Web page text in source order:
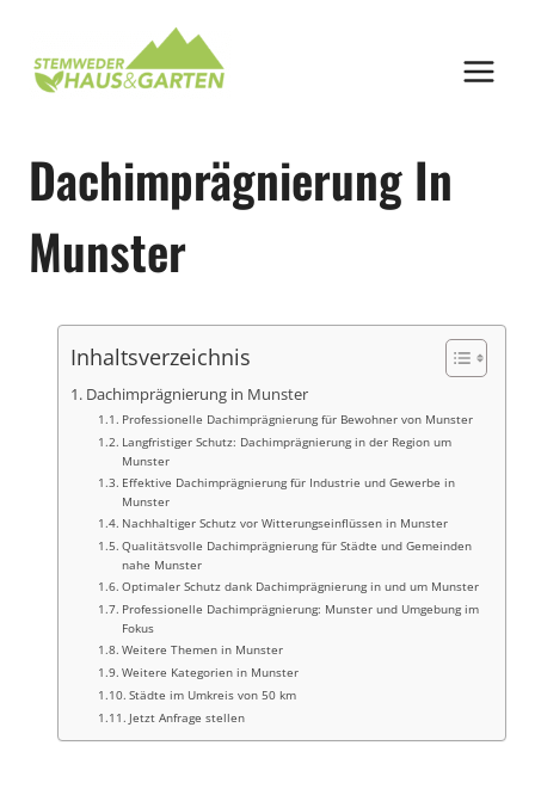
springen
Dachimprägnierung In
Munster
Inhaltsverzeichnis
Dachimprägnierung in Munster
Professionelle Dachimprägnierung für Bewohner von Munster
Langfristiger Schutz: Dachimprägnierung in der Region um
Munster
Effektive Dachimprägnierung für Industrie und Gewerbe in
Munster
Nachhaltiger Schutz vor Witterungseinflüssen in Munster
Qualitätsvolle Dachimprägnierung für Städte und Gemeinden
nahe Munster
Optimaler Schutz dank Dachimprägnierung in und um Munster
Professionelle Dachimprägnierung: Munster und Umgebung im
Fokus
Weitere Themen in Munster
Weitere Kategorien in Munster
Städte im Umkreis von 50 km
Jetzt Anfrage stellen